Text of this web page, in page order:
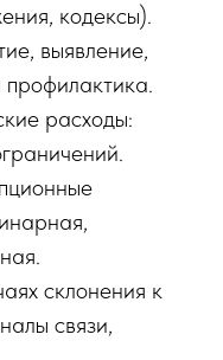
кодексы).
выявление,
профилактика.
расходы:
склонения к
связи,